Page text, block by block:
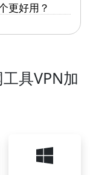
具VPN加
更好用？